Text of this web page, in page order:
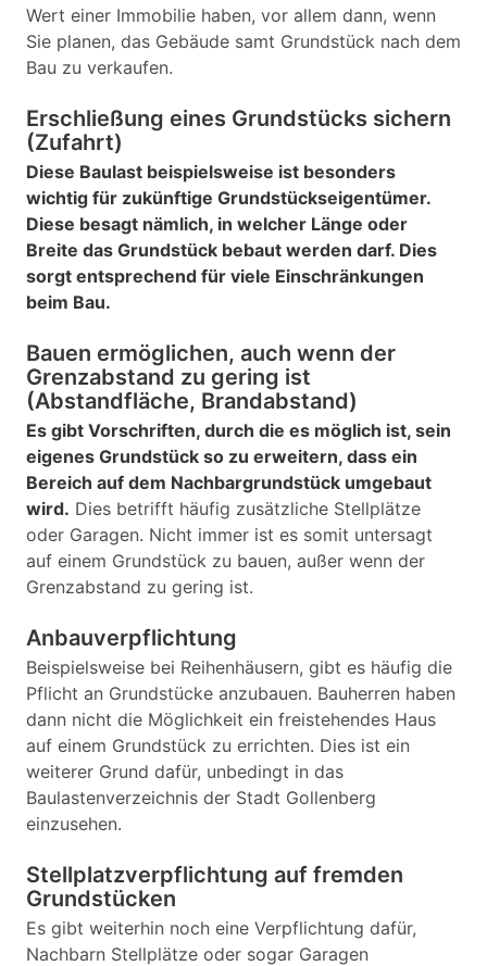
Wert einer Immobilie haben, vor allem dann, wenn
Sie planen, das Gebäude samt Grundstück nach dem
Bau zu verkaufen.
Erschließung eines Grundstücks sichern
(Zufahrt)
Diese Baulast beispielsweise ist besonders
wichtig für zukünftige Grundstückseigentümer.
Diese besagt nämlich, in welcher Länge oder
Breite das Grundstück bebaut werden darf. Dies
sorgt entsprechend für viele Einschränkungen
beim Bau.
Bauen ermöglichen, auch wenn der
Grenzabstand zu gering ist
(Abstandfläche, Brandabstand)
Es gibt Vorschriften, durch die es möglich ist, sein
eigenes Grundstück so zu erweitern, dass ein
Bereich auf dem Nachbargrundstück umgebaut
wird. Dies betrifft häufig zusätzliche Stellplätze
oder Garagen. Nicht immer ist es somit untersagt
auf einem Grundstück zu bauen, außer wenn der
Grenzabstand zu gering ist.
Anbauverpflichtung
Beispielsweise bei Reihenhäusern, gibt es häufig die
Pflicht an Grundstücke anzubauen. Bauherren haben
dann nicht die Möglichkeit ein freistehendes Haus
auf einem Grundstück zu errichten. Dies ist ein
weiterer Grund dafür, unbedingt in das
Baulastenverzeichnis der Stadt Gollenberg
einzusehen.
Stellplatzverpflichtung auf fremden
Grundstücken
Es gibt weiterhin noch eine Verpflichtung dafür,
Nachbarn Stellplätze oder sogar Garagen